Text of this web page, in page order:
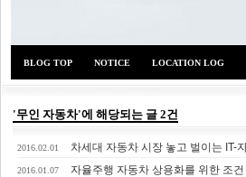
BLOG TOP NOTICE LOCATION LOG
'무인 자동차'에 해당되는 글 2건
2016.02.01 차세대 자동차 시장 놓고 벌이는 IT-
2016.01.07 자율주행 자동차 상용화를 위한 조건